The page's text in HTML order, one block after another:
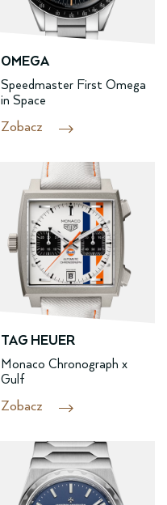
OMEGA
Speedmaster First Omega
in Space
Zobacz
TAG HEUER
Monaco Chronograph x
Gulf
Zobacz